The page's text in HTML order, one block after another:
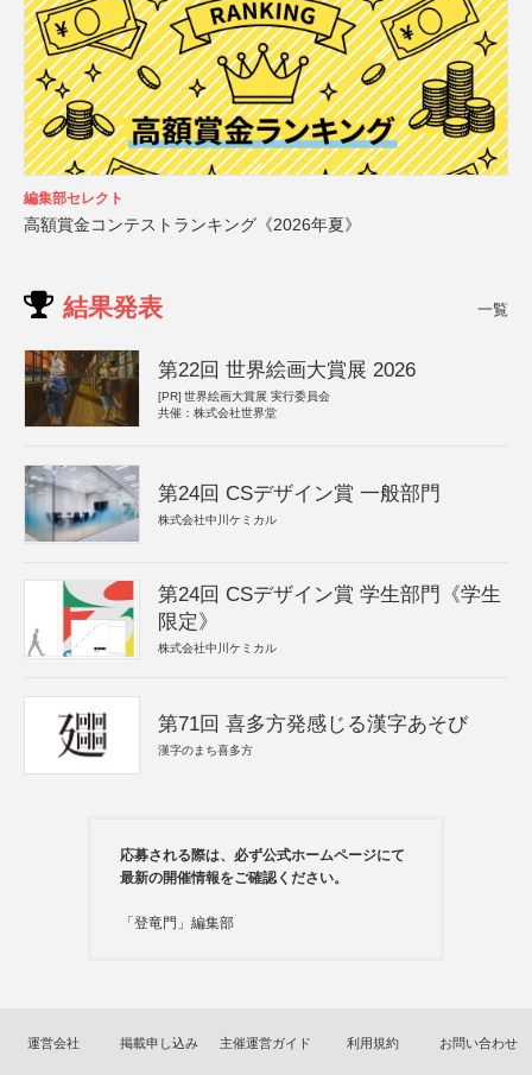
編集部セレクト
高額賞金コンテストランキング《2026年夏》
結果発表 一覧
第22回 世界絵画大賞展 2026
[PR] 世界絵画大賞展 実行委員会
共催：株式会社世界堂
第24回 CSデザイン賞 一般部門
株式会社中川ケミカル
第24回 CSデザイン賞 学生部門《学生
限定》
株式会社中川ケミカル
第71回 喜多方発感じる漢字あそび
漢字のまち喜多方
応募される際は、必ず公式ホームページにて
最新の開催情報をご確認ください。
「登竜門」編集部
運営会社 掲載申し込み 主催運営ガイド 利用規約 お問い合わせ